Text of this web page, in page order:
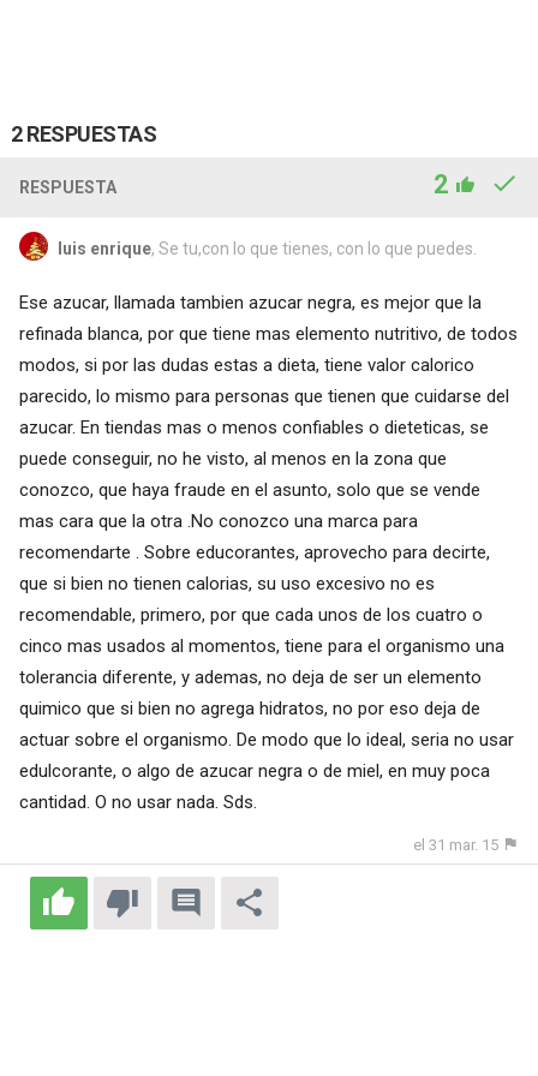
2 RESPUESTAS
RESPUESTA 2
luis enrique, Se tu,con lo que tienes, con lo que puedes.
Ese azucar, llamada tambien azucar negra, es mejor que la
refinada blanca, por que tiene mas elemento nutritivo, de todos
modos, si por las dudas estas a dieta, tiene valor calorico
parecido, lo mismo para personas que tienen que cuidarse del
azucar. En tiendas mas o menos confiables o dieteticas, se
puede conseguir, no he visto, al menos en la zona que
conozco, que haya fraude en el asunto, solo que se vende
mas cara que la otra .No conozco una marca para
recomendarte . Sobre educorantes, aprovecho para decirte,
que si bien no tienen calorias, su uso excesivo no es
recomendable, primero, por que cada unos de los cuatro o
cinco mas usados al momentos, tiene para el organismo una
tolerancia diferente, y ademas, no deja de ser un elemento
quimico que si bien no agrega hidratos, no por eso deja de
actuar sobre el organismo. De modo que lo ideal, seria no usar
edulcorante, o algo de azucar negra o de miel, en muy poca
cantidad. O no usar nada. Sds.
el 31 mar. 15